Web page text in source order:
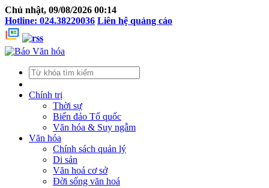
Chủ nhật, 09/08/2026 00:14
Hotline: 024.38220036 Liên hệ quảng cáo
Chính trị
Thời sự
Biển đảo Tổ quốc
Văn hóa & Suy ngẫm
Văn hóa
Chính sách quản lý
Di sản
Văn hoá cơ sở
Đời sống văn hoá